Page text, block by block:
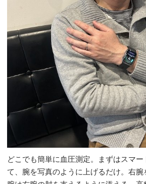
どこでも簡単に血圧測定。まずはスマ
て、腕を写真のように上げるだけ。右